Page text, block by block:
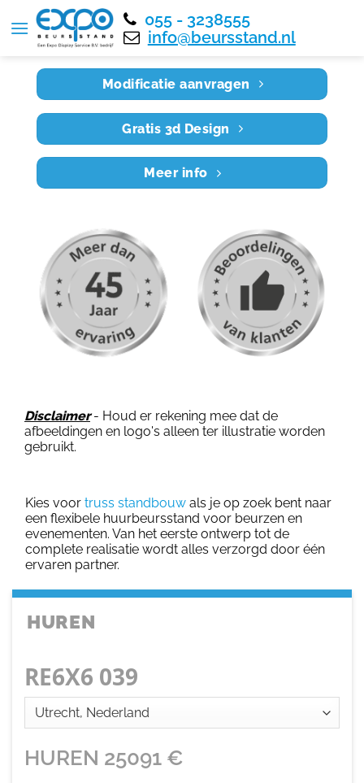
055 - 3238555
info@beursstand.nl
Home RE6X6 039
Modificatie aanvragen
Gratis 3d Design
Meer info
Disclaimer- Houd er rekening mee dat de
afbeeldingen en logo's alleen ter illustratie worden
gebruikt.
Kies voor truss standbouw als je op zoek bent naar
een flexibele huurbeursstand voor beurzen en
evenementen. Van het eerste ontwerp tot de
complete realisatie wordt alles verzorgd door één
ervaren partner.
HUREN
RE6X6 039
HUREN 25091 €